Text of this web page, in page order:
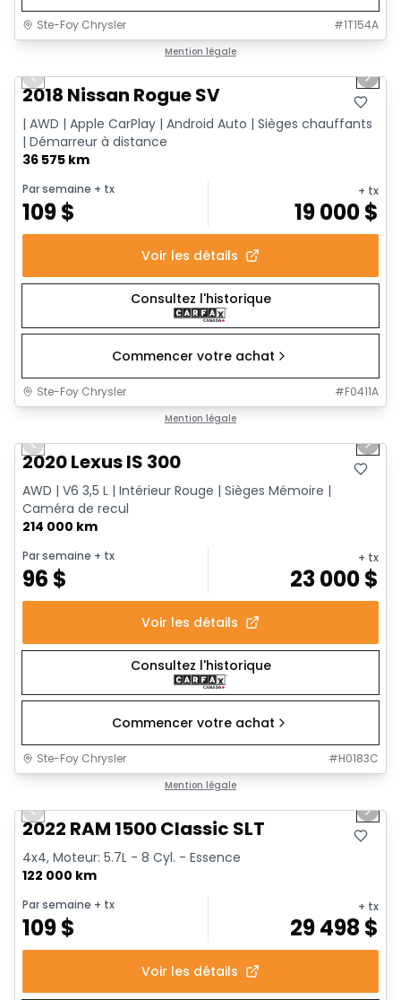
Ste-Foy Chrysler #1T154A
Mention légale
Previous slide Next
2018 Nissan Rogue SV
| AWD | Apple CarPlay | Android Auto | Sièges chauffants
| Démarreur à distance
36 575 km
Par semaine + tx
109$
+ tx
19 000$
Voir les détails
Consultez l'historique
Commencer votre achat
Ste-Foy Chrysler #F0411A
Mention légale
Previous slide Next
2020 Lexus IS 300
AWD | V6 3,5 L | Intérieur Rouge | Sièges Mémoire |
Caméra de recul
214 000 km
Par semaine + tx
96 $
+ tx
23 000$
Voir les détails
Consultez l'historique
Commencer votre achat
Ste-Foy Chrysler #H0183C
Mention légale
Previous slide Next
2022 RAM 1500 Classic SLT
4x4, Moteur: 5.7L - 8 Cyl. - Essence
122 000 km
Par semaine + tx
109$
+ tx
29 498 $
Voir les détails